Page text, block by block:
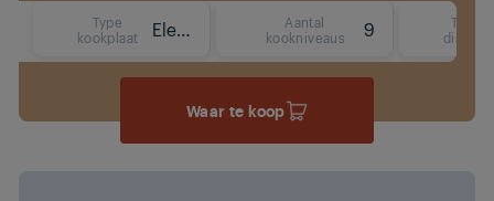
Type
kookplaat
Elektrisch (inductie)
Aantal
kookniveaus
Type
display
Waar te koop